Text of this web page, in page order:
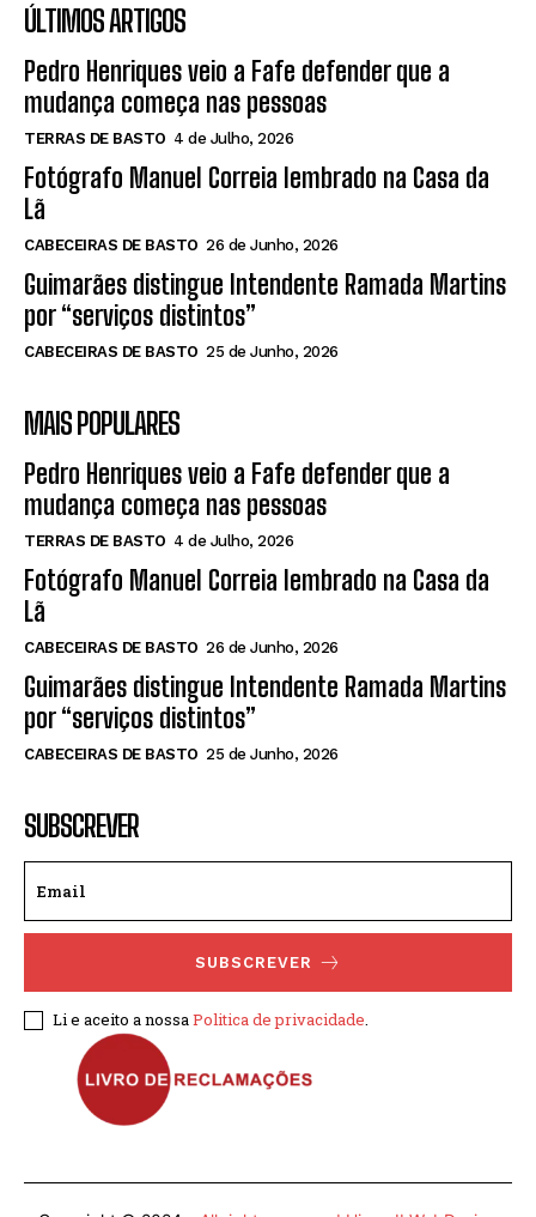
ÚLTIMOS ARTIGOS
Pedro Henriques veio a Fafe defender que a
mudança começa nas pessoas
TERRAS DE BASTO 4 de Julho, 2026
Fotógrafo Manuel Correia lembrado na Casa da
Lã
CABECEIRAS DE BASTO 26 de Junho, 2026
Guimarães distingue Intendente Ramada Martins
por “serviços distintos”
CABECEIRAS DE BASTO 25 de Junho, 2026
MAIS POPULARES
Pedro Henriques veio a Fafe defender que a
mudança começa nas pessoas
TERRAS DE BASTO 4 de Julho, 2026
Fotógrafo Manuel Correia lembrado na Casa da
Lã
CABECEIRAS DE BASTO 26 de Junho, 2026
Guimarães distingue Intendente Ramada Martins
por “serviços distintos”
CABECEIRAS DE BASTO 25 de Junho, 2026
SUBSCREVER
SUBSCREVER
Li e aceito a nossaPolitica de privacidade.